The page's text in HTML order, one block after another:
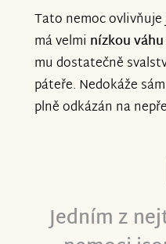
Tato nemoc
má velmi nízkou
mu dostatečně
páteře. Nedokáže
plně odkázán na
Jedním z